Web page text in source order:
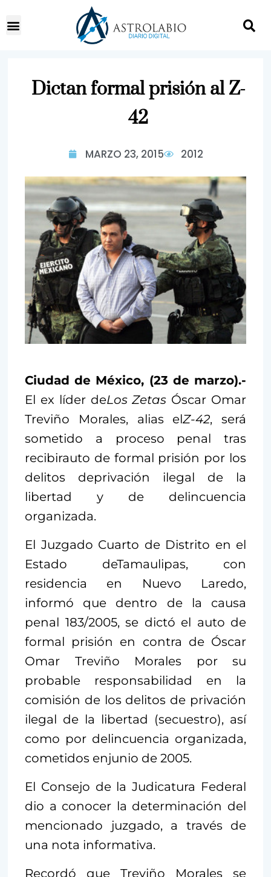
Dictan formal prisión al Z-
42
MARZO 23, 2015 2012
Ciudad de México, (23 de marzo).-
El ex líder deLos Zetas Óscar Omar
Treviño Morales, alias elZ-42, será
sometido a proceso penal tras
recibirauto de formal prisión por los
delitos deprivación ilegal de la
libertad y de delincuencia
organizada.
El Juzgado Cuarto de Distrito en el
Estado deTamaulipas, con
residencia en Nuevo Laredo,
informó que dentro de la causa
penal 183/2005, se dictó el auto de
formal prisión en contra de Óscar
Omar Treviño Morales por su
probable responsabilidad en la
comisión de los delitos de privación
ilegal de la libertad (secuestro), así
como por delincuencia organizada,
cometidos enjunio de 2005.
El Consejo de la Judicatura Federal
dio a conocer la determinación del
mencionado juzgado, a través de
una nota informativa.
Recordó que Treviño Morales se